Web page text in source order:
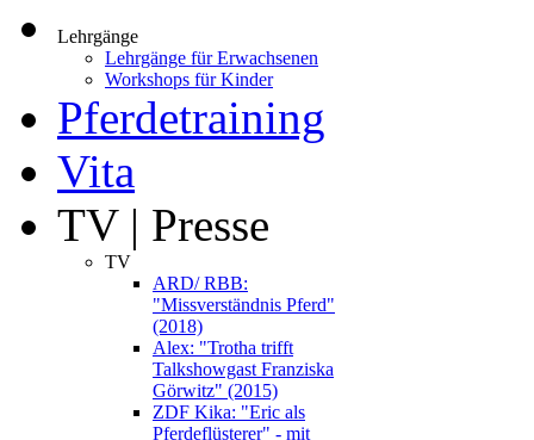
Lehrgänge
Lehrgänge für Erwachsenen
Workshops für Kinder
Pferdetraining
Vita
TV | Presse
TV
ARD/ RBB:
"Missverständnis Pferd"
(2018)
Alex: "Trotha trifft
Talkshowgast Franziska
Görwitz" (2015)
ZDF Kika: "Eric als
Pferdeflüsterer" - mit